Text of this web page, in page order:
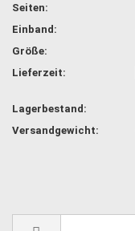
Seiten:
Einband:
Größe:
Lieferzeit:
Lagerbestand:
Versandgewicht: